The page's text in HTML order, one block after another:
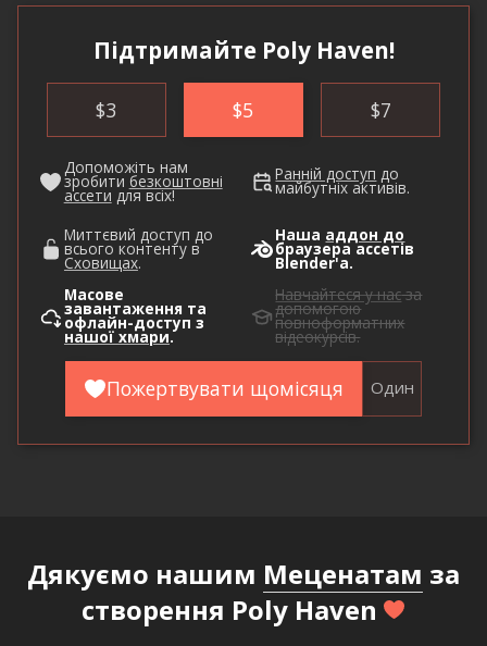
Підтримайте Poly Haven!
$3 $5 $7
Допоможіть нам
зробити безкоштовні
ассети для всіх!
Ранній доступ до
майбутніх активів.
Миттєвий доступ до
всього контенту в
Сховищах.
Наша аддон до
браузера ассетів
Blender'а.
Масове
завантаження та
офлайн-доступ з
нашої хмари.
Навчайтеся у насза
допомогою
повноформатних
відеокурсів.
Пожертвувати щомісяця Один
Дякуємо нашим Меценатам за
створення Poly Haven